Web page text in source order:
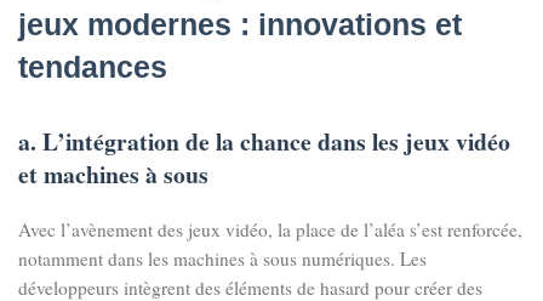
jeux modernes : innovations et
tendances
a. L’intégration de la chance dans les jeux vidéo
et machines à sous
Avec l’avènement des jeux vidéo, la place de l’aléa s’est renforcée,
notamment dans les machines à sous numériques. Les
développeurs intègrent des éléments de hasard pour créer des